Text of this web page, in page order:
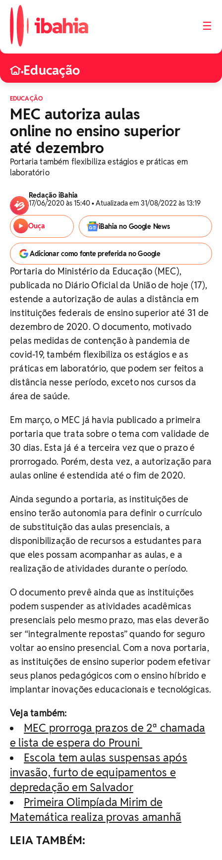
☰
•Educação
EDUCAÇÃO
MEC autoriza aulas
online no ensino superior
até dezembro
Portaria também flexibiliza estágios e práticas em
laboratório
Redação iBahia
17/06/2020 às 15:40 • Atualizada em 31/08/2022 às 13:19
Ouça iBahia no Google News
Adicionar como fonte preferida no Google
Portaria do Ministério da Educação (MEC),
publicada no Diário Oficial da União de hoje (17),
estende a autorização de aulas a distância em
instituições federais de ensino superior até 31 de
dezembro de 2020. O documento, motivado
pelas medidas de contenção à pandemia de
covid-19, também flexibiliza os estágios e as
práticas em laboratório, que podem ser feitos a
distância nesse período, exceto nos cursos da
área de saúde.
Em março, o MEC já havia publicado a primeira
portaria que trata sobre o tema com validade de
30 dias. Esta já é a terceira vez que o prazo é
prorrogado. Porém, desta vez, a autorização para
aulas online é estendida até o fim de 2020.
Ainda segundo a portaria, as instituições de
ensino terão autonomia para definir o currículo
de substituição das aulas presenciais, a
disponibilização de recursos a estudantes para
que eles possam acompanhar as aulas, e a
realização de atividades durante o período.
O documento prevê ainda que as instituições
podem suspender as atividades acadêmicas
presenciais pelo mesmo prazo, mas elas deverão
ser “integralmente repostas” quando for seguro
voltar ao ensino presencial. Com a nova portaria,
as instituições de ensino superior podem efetivar
seus planos pedagógicos com o ensino híbrido e
implantar inovações educacionais e tecnológicas.
Veja também:
MEC prorroga prazos de 2ª chamada
e lista de espera do Prouni
Escola tem aulas suspensas após
invasão, furto de equipamentos e
depredação em Salvador
Primeira Olimpíada Mirim de
Matemática realiza provas amanhã
LEIA TAMBÉM: